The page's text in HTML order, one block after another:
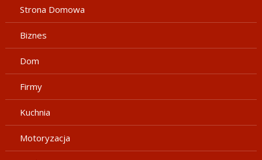
Strona Domowa
Biznes
Dom
Firmy
Kuchnia
Motoryzacja